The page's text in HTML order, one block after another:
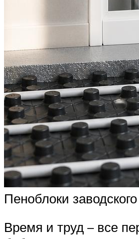
Пеноблоки
Время и труд – все